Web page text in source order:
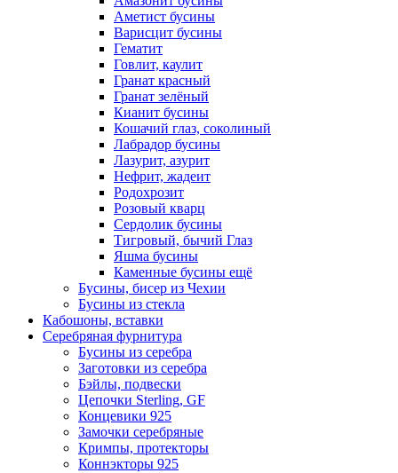
Аметист бусины
Варисцит бусины
Гематит
Говлит, каулит
Гранат красный
Гранат зелёный
Кианит бусины
Кошачий глаз, соколиный
Лабрадор бусины
Лазурит, азурит
Нефрит, жадеит
Родохрозит
Розовый кварц
Сердолик бусины
Тигровый, бычий Глаз
Яшма бусины
Каменные бусины ещё
Бусины, бисер из Чехии
Бусины из стекла
Кабошоны, вставки
Серебряная фурнитура
Бусины из серебра
Заготовки из серебра
Бэйлы, подвески
Цепочки Sterling, GF
Концевики 925
Замочки серебряные
Кримпы, протекторы
Коннэкторы 925